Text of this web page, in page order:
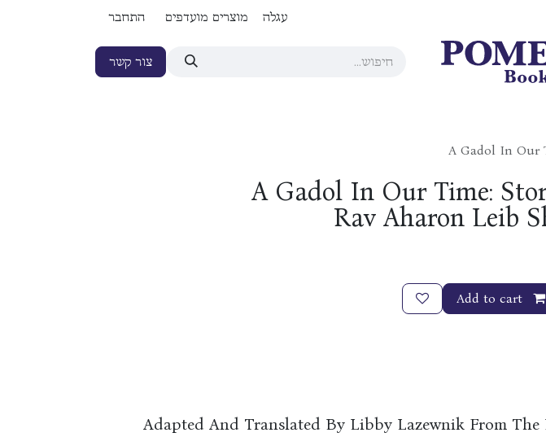
עגלה מוצרים מועדפים התחבר
צור קשר
A Gadol In Our
A Gadol In Our Time:
Rav Aharon Leib
Adapted And Translated By Libby Lazewnik From The